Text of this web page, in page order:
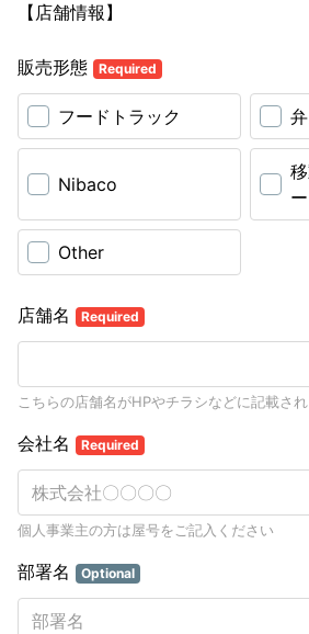
【店舗情報】
販売形態 Required
フードトラック
Nibaco
Other
店舗名 Required
こちらの店舗名がHPやチラシなどに記載され
会社名 Required
個人事業主の方は屋号をご記入ください
部署名 Optional